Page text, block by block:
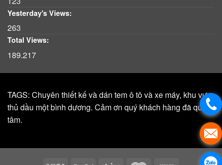
Yesterday's Views:
263
Total Views:
189.217
TAGS: Chuyên thiết kế và dán tem ô tô và xe máy, khu vực,
thủ dầu một bình dương. Cảm ơn quý khách hàng đã quan
tâm.